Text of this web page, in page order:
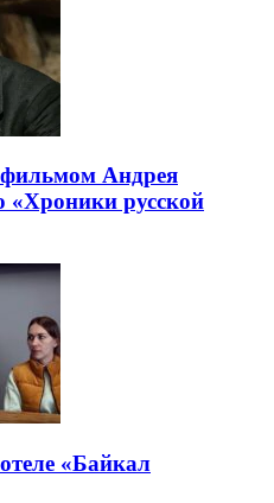
фильмом Андрея
«Хроники русской
«Байкал